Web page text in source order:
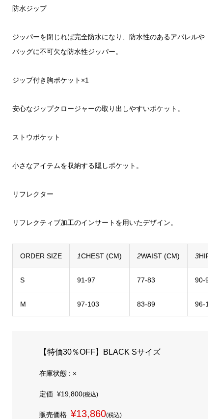
防水ジップ
ジッパーを閉じれば完全防水になり、防水性のあるアパレルや
バッグに不可欠な防水性ジッパー。
ジップ付き胸ポケット×1
安心なジップクロージャーの取り出しやすいポケット。
ストウポケット
小さなアイテムを収納する隠しポケット。
リフレクター
リフレクティブ加工のインサートを用いたデザイン。
ORDER SIZE 1CHEST (CM) 2WAIST (CM) 3HIP
S 91-97 77-83 90-96
M 97-103 83-89 96-102
【特価30％OFF】BLACK Sサイズ
在庫状態 : ×
定価 ¥19,800(税込)
販売価格 ¥13,860(税込)